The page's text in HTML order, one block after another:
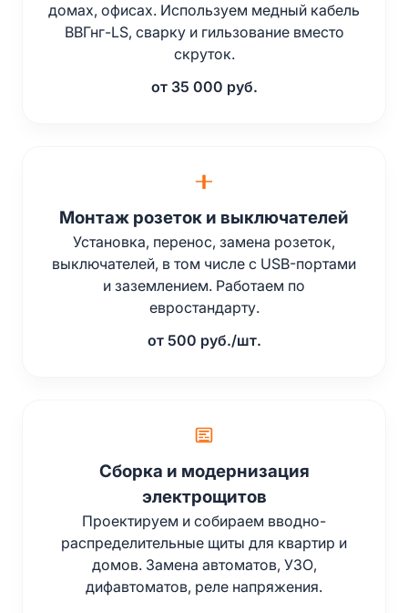
домах, офисах. Используем медный кабель
ВВГнг-LS, сварку и гильзование вместо
скруток.
от 35 000 руб.
Монтаж розеток и выключателей
Установка, перенос, замена розеток,
выключателей, в том числе с USB-портами
и заземлением. Работаем по
евростандарту.
от 500 руб./шт.
Сборка и модернизация
электрощитов
Проектируем и собираем вводно-
распределительные щиты для квартир и
домов. Замена автоматов, УЗО,
дифавтоматов, реле напряжения.